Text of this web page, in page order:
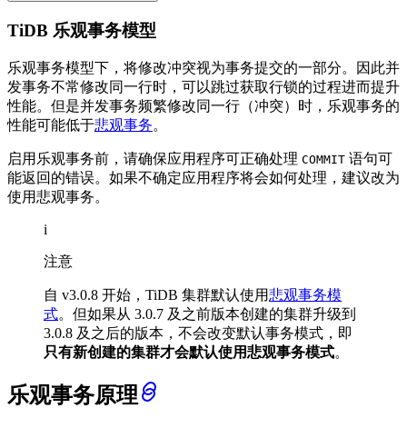
TiDB 乐观事务模型
乐观事务模型下，将修改冲突视为事务提交的一部分。因此并
发事务不常修改同一行时，可以跳过获取行锁的过程进而提升
性能。但是并发事务频繁修改同一行（冲突）时，乐观事务的
性能可能低于悲观事务。
启用乐观事务前，请确保应用程序可正确处理 COMMIT 语句可
能返回的错误。如果不确定应用程序将会如何处理，建议改为
使用悲观事务。
i
注意
自 v3.0.8 开始，TiDB 集群默认使用悲观事务模
式。但如果从 3.0.7 及之前版本创建的集群升级到
3.0.8 及之后的版本，不会改变默认事务模式，即
只有新创建的集群才会默认使用悲观事务模式。
乐观事务原理